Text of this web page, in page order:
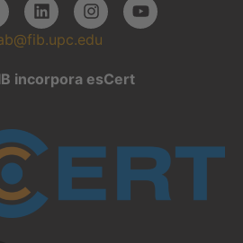
incorpora esCert